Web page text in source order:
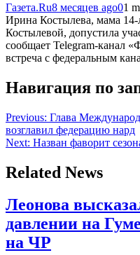
Газета.Ru8 месяцев ago01
Ирина Костылева, мама
Костылевой, допустила
сообщает Telegram-канал
встреча с федеральным
Навигация по
Previous: Глава
возглавил федерацию нард
Next: Назван фаворит
Related News
Леонова
давлении на
на ЧР